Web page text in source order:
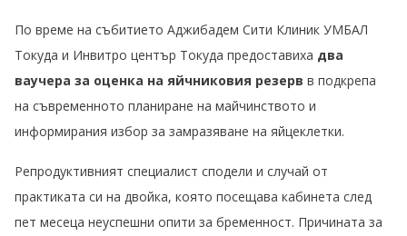
По време на събитието Аджибадем Сити Клиник УМБАЛ
Токуда и Инвитро център Токуда предоставиха два
ваучера за оценка на яйчниковия резерв в подкрепа
на съвременното планиране на майчинството и
информирания избор за замразяване на яйцеклетки.
Репродуктивният специалист сподели и случай от
практиката си на двойка, която посещава кабинета след
пет месеца неуспешни опити за бременност. Причината за